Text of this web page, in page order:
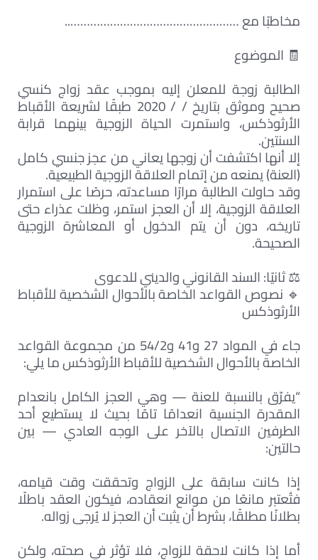
مخاطبًا مع ……………………………………………..
🧾 الموضوع
الطالبة زوجة للمعلن إليه بموجب عقد زواج كنسي
صحيح وموثق بتاريخ / / 2020 طبقًا لشريعة الأقباط
الأرثوذكس، واستمرت الحياة الزوجية بينهما قرابة
السنتين.
إلا أنها اكتشفت أن زوجها يعاني من عجز جنسي كامل
(العنة) يمنعه من إتمام العلاقة الزوجية الطبيعية.
وقد حاولت الطالبة مرارًا مساعدته، حرصًا على استمرار
العلاقة الزوجية، إلا أن العجز استمر، وظلت عذراء حتى
تاريخه، دون أن يتم الدخول أو المعاشرة الزوجية
الصحيحة.
⚖️ ثانيًا: السند القانوني والديني للدعوى
🔹 نصوص القواعد الخاصة بالأحوال الشخصية للأقباط
الأرثوذكس
جاء في المواد 27 و41 و54/2 من مجموعة القواعد
الخاصة بالأحوال الشخصية للأقباط الأرثوذكس ما يلي:
“يفرّق بالنسبة للعنة — وهي العجز الكامل بانعدام
المقدرة الجنسية انعدامًا تامًا بحيث لا يستطيع أحد
الطرفين الاتصال بالآخر على الوجه العادي — بين
حالتين:
إذا كانت سابقة على الزواج وتحققت وقت قيامه،
فتُعتبر مانعًا من موانع انعقاده، فيكون العقد باطلًا
بطلانًا مطلقًا، بشرط أن يثبت أن العجز لا يُرجى زواله.
أما إذا كانت لاحقة للزواج، فلا تؤثر في صحته، ولكن